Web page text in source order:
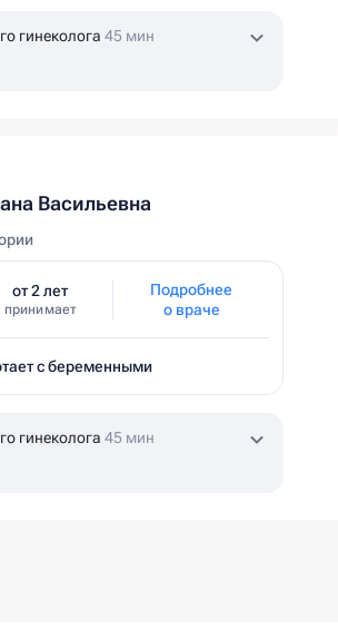
гинеколога 45 мин
Васильевна
от 2 лет
принимает
Подробнее
о враче
с беременными
гинеколога 45 мин